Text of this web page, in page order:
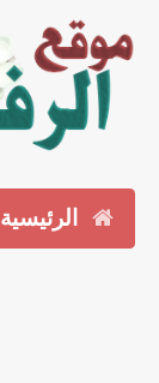
الرئيسية